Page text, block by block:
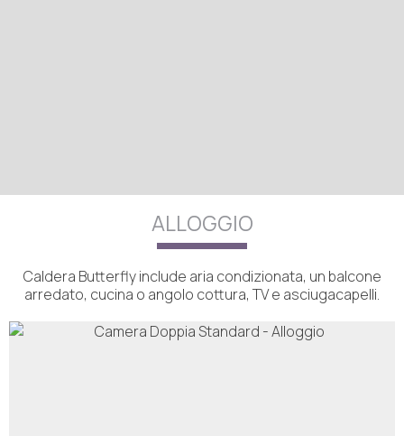
ALLOGGIO
Caldera Butterfly include aria condizionata, un balcone
arredato, cucina o angolo cottura, TV e asciugacapelli.